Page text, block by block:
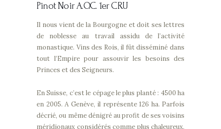
Pinot NoirA.O.C. 1er CRU
Il nous vient de la Bourgogne et doit ses lettres
de noblesse au travail assidu de l’activité
monastique. Vins des Rois, il fût disséminé dans
tout l’Empire pour assouvir les besoins des
Princes et des Seigneurs.
En Suisse, c’est le cépage le plus planté : 4500 ha
en 2005. A Genève, il représente 126 ha. Parfois
décrié, ou même dénigré au profit de ses voisins
méridionaux considérés comme plus chaleureux,